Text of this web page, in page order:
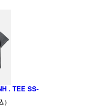
. TEE SS-